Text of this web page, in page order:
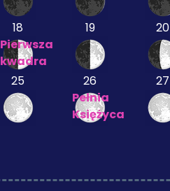
18
Pierwsza
kwadra
19 20
25
26
Pełnia
Księżyca
27